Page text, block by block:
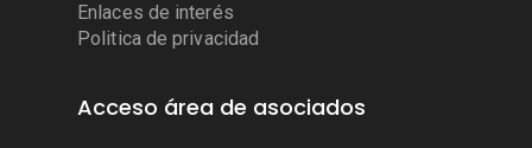
Enlaces de interés
Politica de privacidad
Acceso área de asociados